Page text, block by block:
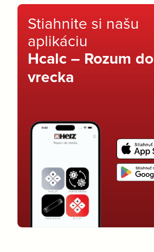
Stiahnite si našu
aplikáciu
Hcalc – Rozum do
vrecka